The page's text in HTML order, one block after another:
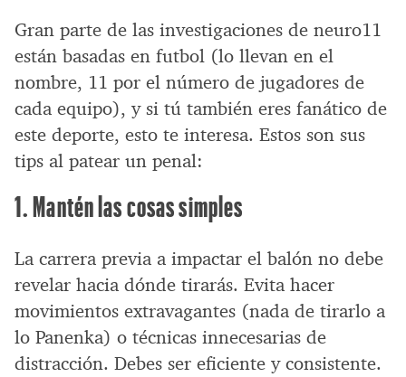
Gran parte de las investigaciones de neuro11
están basadas en futbol (lo llevan en el
nombre, 11 por el número de jugadores de
cada equipo), y si tú también eres fanático de
este deporte, esto te interesa. Estos son sus
tips al patear un penal:
1. Mantén las cosas simples
La carrera previa a impactar el balón no debe
revelar hacia dónde tirarás. Evita hacer
movimientos extravagantes (nada de tirarlo a
lo Panenka) o técnicas innecesarias de
distracción. Debes ser eficiente y consistente.